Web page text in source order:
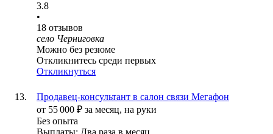
3.8
•
18 отзывов
село Черниговка
Можно без резюме
Откликнитесь среди первых
Откликнуться
Продавец-консультант в салон связи Мегафон
от 55 000 ₽ за месяц, на руки
Без опыта